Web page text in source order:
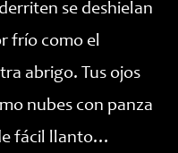
se deshielan
frío como el
abrigo. Tus ojos
nubes con panza
fácil llanto…